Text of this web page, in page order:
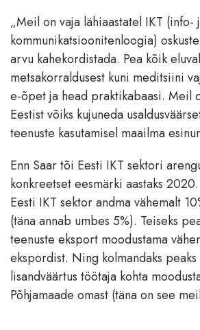
„Meil on vaja lähiaastatel IKT (info-
kommunikatsioonitenloogia)
arvu kahekordistada. Pea kõik
metsakorraldusest kuni meditsiini
e-õpet ja head praktikabaasi. Meil
Eestist võiks kujuneda
teenuste kasutamisel maailma
Enn Saar tõi Eesti IKT sektori
konkreetset eesmärki aastaks
Eesti IKT sektor andma vähemalt
(täna annab umbes 5%). Teiseks
teenuste eksport moodustama
ekspordist. Ning kolmandaks
lisandväärtus töötaja kohta
Põhjamaade omast (täna on see